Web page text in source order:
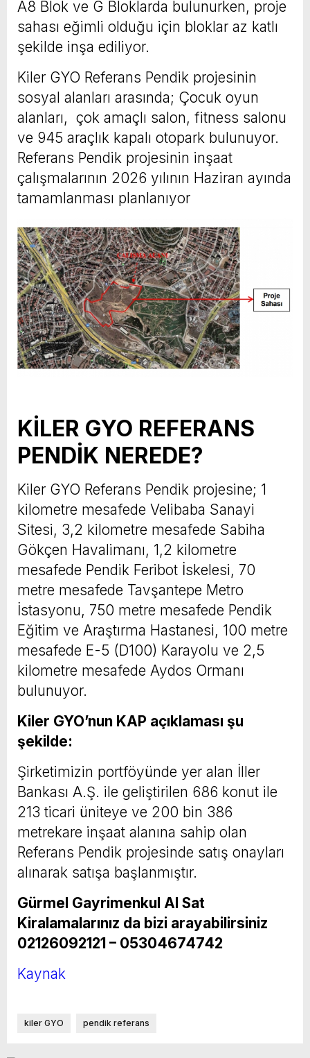
A8 Blok ve G Bloklarda bulunurken, proje
sahası eğimli olduğu için bloklar az katlı
şekilde inşa ediliyor.
Kiler GYO Referans Pendik projesinin
sosyal alanları arasında; Çocuk oyun
alanları, çok amaçlı salon, fitness salonu
ve 945 araçlık kapalı otopark bulunuyor.
Referans Pendik projesinin inşaat
çalışmalarının 2026 yılının Haziran ayında
tamamlanması planlanıyor
KİLER GYO REFERANS
PENDİK NEREDE?
Kiler GYO Referans Pendik projesine; 1
kilometre mesafede Velibaba Sanayi
Sitesi, 3,2 kilometre mesafede Sabiha
Gökçen Havalimanı, 1,2 kilometre
mesafede Pendik Feribot İskelesi, 70
metre mesafede Tavşantepe Metro
İstasyonu, 750 metre mesafede Pendik
Eğitim ve Araştırma Hastanesi, 100 metre
mesafede E-5 (D100) Karayolu ve 2,5
kilometre mesafede Aydos Ormanı
bulunuyor.
Kiler GYO’nun KAP açıklaması şu
şekilde:
Şirketimizin portföyünde yer alan İller
Bankası A.Ş. ile geliştirilen 686 konut ile
213 ticari üniteye ve 200 bin 386
metrekare inşaat alanına sahip olan
Referans Pendik projesinde satış onayları
alınarak satışa başlanmıştır.
Gürmel Gayrimenkul Al Sat
Kiralamalarınız da bizi arayabilirsiniz
02126092121 – 05304674742
Kaynak
kiler GYO pendik referans